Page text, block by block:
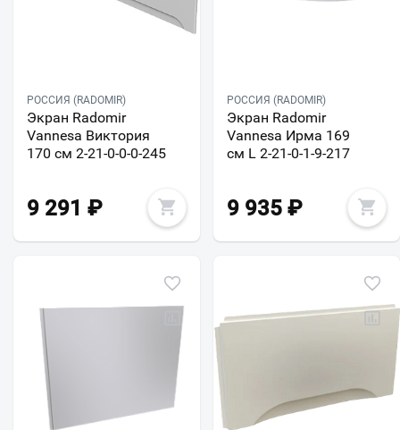
РОССИЯ (RADOMIR)
Экран Radomir
Vannesa Виктория
170 см 2-21-0-0-0-245
9 291 ₽
РОССИЯ (RADOMIR)
Экран Radomir
Vannesa Ирма 169
см L 2-21-0-1-9-217
9 935 ₽